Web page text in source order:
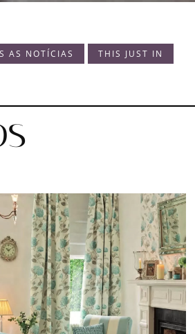
AS NOTÍCIAS THIS JUST IN